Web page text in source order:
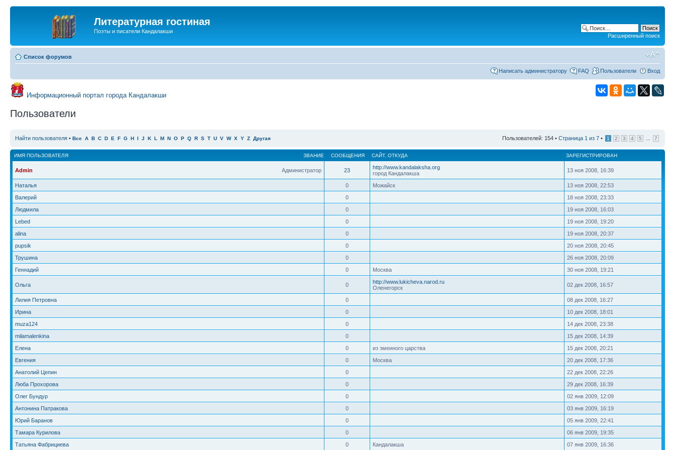
Литературная гостиная
Поэты и писатели Кандалакши
Расширенный поиск
Список форумов
Написать администратору FAQ Пользователи Вход
Информационный портал города Кандалакши
Пользователи
Найти пользователя • Все A B C D E F G H I J K L M N O P Q R S T U V W X Y Z Другая Пользователей: 154 • Страница 1 из 7 • 1 2 3 4 5 7
ЗВАНИЕ
ИМЯ ПОЛЬЗОВАТЕЛЯ СООБЩЕНИЯ САЙТ, ОТКУДА ЗАРЕГИСТРИРОВАН
Администратор
Admin 23
http://www.kandalaksha.org
город Кандалакша
13 ноя 2008, 16:39
Наталья 0 Можайск
13 ноя 2008, 22:53
Валерий
0
18 ноя 2008, 23:33
Людмила
0
19 ноя 2008, 16:03
Lebed
0
19 ноя 2008, 19:20
alina
0
19 ноя 2008, 20:37
pupsik
0
20 ноя 2008, 20:45
Трушина
0
26 ноя 2008, 20:09
Геннадий
0 Москва 30 ноя 2008, 19:21
Ольга 0
http://www.lukicheva.narod.ru
Оленегорск
02 дек 2008, 16:57
Лилия Петровна 0
08 дек 2008, 16:27
Ирина
0
10 дек 2008, 18:01
muza124
0
14 дек 2008, 23:38
milamalenkina
0
15 дек 2008, 14:39
Елена
0 из змеиного царства
15 дек 2008, 20:21
Евгения
0 Москва
20 дек 2008, 17:36
Анатолий Цепин
0
22 дек 2008, 22:26
Люба Прохорова
0
29 дек 2008, 16:39
Олег Бундур
0
02 янв 2009, 12:09
Антонина Патракова
0
03 янв 2009, 16:19
Юрий Баранов
0
05 янв 2009, 22:41
Тамара Курилова
0
06 янв 2009, 19:35
Татьяна Фабрициева
0 Кандалакша 07 янв 2009, 16:36